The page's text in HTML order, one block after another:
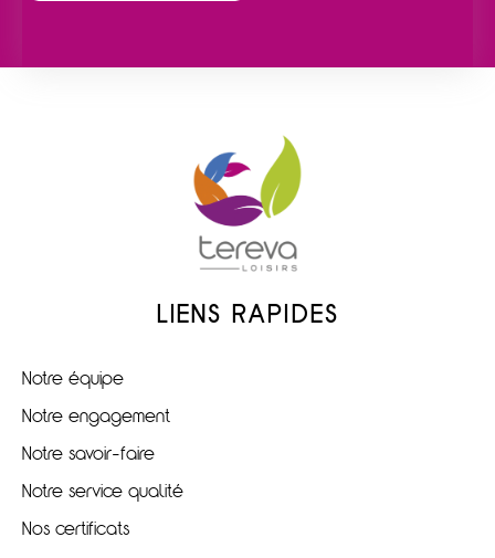
LIENS RAPIDES
Notre équipe
Notre engagement
Notre savoir-faire
Notre service qualité
Nos certificats